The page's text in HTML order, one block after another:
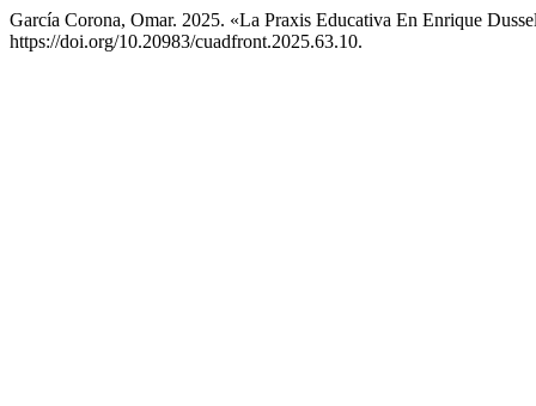
García Corona, Omar. 2025. «La Praxis Educativa En Enrique
https://doi.org/10.20983/cuadfront.2025.63.10.